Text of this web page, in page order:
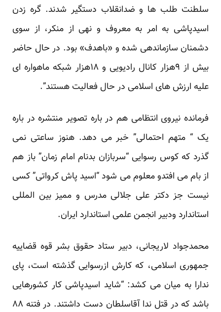
سلطنت طلب ها و ضدانقلاب دستگیر شدند. گره زدن
اسیدپاشی به امر به معروف و نهی از منکر، از سوی
دشمنان سازماندهی شده و «باهدف» بود. در حال حاضر
بیش از ۹هزار کانال رادیویی و ۱۸هزار شبکه ماهواره ای
علیه ارزش های اسلامی در حال فعالیت هستند”.
فرمانده نیروی انتظامی هم در باره تصویر منتشره در باره
یک “ متهم احتمالی” خبر می دهد. هنوز ساعتی نمی
گذرد که کوس رسوایی “سربازان بدنام امام زمان” باز هم
از بام می افتدو معلوممی شود “اسید پاش کرواتی” کسی
نیست جز دکتر علی جلالی مدرس و ممیز بین المللی
استاندارد ودبیر انجمن علمی استاندارد ایران.
محمدجواد لاریجانی، دبیر ستاد حقوق بشر قوه قضاییه
جمهوری اسلامی، که کارش ازرسوایی گذشته است، پای
ندارا به میان می کشد: “شاید اسیدپاشی کار کشورهایی
باشد که در قتل ندا آقاسلطان دست داشتند. در فتنه ۸۸